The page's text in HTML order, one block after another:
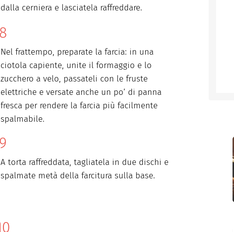
dalla cerniera e lasciatela raffreddare.
Nel frattempo, preparate la farcia: in una
ciotola capiente, unite il formaggio e lo
zucchero a velo, passateli con le fruste
elettriche e versate anche un po’ di panna
fresca per rendere la farcia più facilmente
spalmabile.
A torta raffreddata, tagliatela in due dischi e
spalmate metà della farcitura sulla base.